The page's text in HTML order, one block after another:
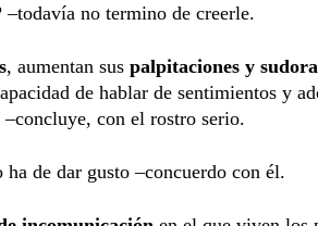
–todavía no termino de creerle.
, aumentan sus palpitaciones y
de hablar de sentimientos y
–concluye, con el rostro serio.
de dar gusto –concuerdo con él.